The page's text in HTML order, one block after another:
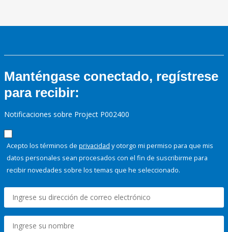
Manténgase conectado, regístrese
para recibir:
Notificaciones sobre Project P002400
Acepto los términos de privacidad y otorgo mi permiso para que mis
datos personales sean procesados con el fin de suscribirme para
recibir novedades sobre los temas que he seleccionado.